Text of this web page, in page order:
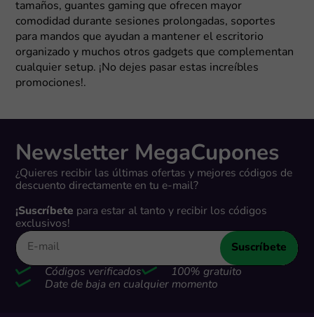
tamaños, guantes gaming que ofrecen mayor
comodidad durante sesiones prolongadas, soportes
para mandos que ayudan a mantener el escritorio
organizado y muchos otros gadgets que complementan
cualquier setup. ¡No dejes pasar estas increíbles
promociones!.
Newsletter MegaCupones
¿Quieres recibir las últimas ofertas y mejores códigos de
descuento directamente en tu e-mail?
¡Suscríbete para estar al tanto y recibir los códigos
exclusivos!
Suscríbete
Códigos verificados
100% gratuito
Date de baja en cualquier momento